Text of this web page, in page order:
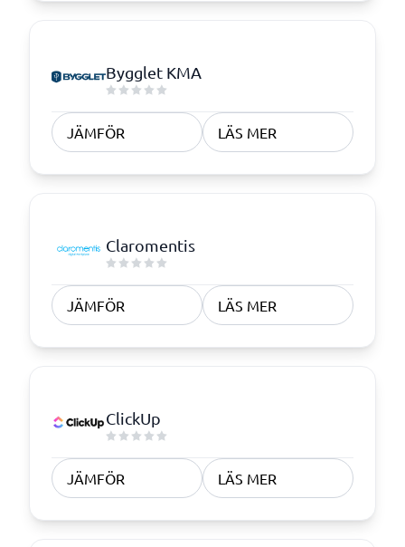
Bygglet KMA
JÄMFÖR LÄS MER
Claromentis
JÄMFÖR LÄS MER
ClickUp
JÄMFÖR LÄS MER